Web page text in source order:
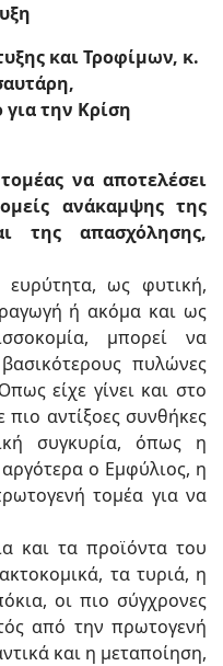
και Τροφίμων, κ.
την Κρίση
να αποτελέσει
ανάκαμψης της
της απασχόλησης,
ως φυτική,
ή ακόμα και ως
μπορεί να
πυλώνες
είχε γίνει και στο
αντίξοες συνθήκες
συγκυρία, όπως η
ο Εμφύλιος, η
τομέα για να
και τα προϊόντα του
τα τυριά, η
οι πιο σύγχρονες
από την πρωτογενή
και η μεταποίηση,